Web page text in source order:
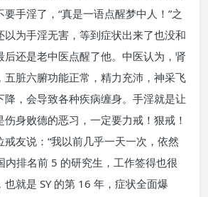
手淫了，“真是一语点醒梦中人！”之
以为手淫无害，等到症状出来了也没和
后还是老中医点醒了他。中医认为，肾
五脏六腑功能正常，精力充沛，神采飞
降，会导致各种疾病缠身。手淫就是让
身败德的恶习，一定要力戒！狠戒！
友说：“我以前几乎一天一次，依然
内排名前 5 的研究生，工作签得也很
就是 SY 的第 16 年，症状全面爆